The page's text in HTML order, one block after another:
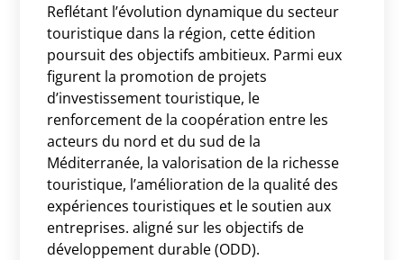
Reflétant l’évolution dynamique du secteur
touristique dans la région, cette édition
poursuit des objectifs ambitieux. Parmi eux
figurent la promotion de projets
d’investissement touristique, le
renforcement de la coopération entre les
acteurs du nord et du sud de la
Méditerranée, la valorisation de la richesse
touristique, l’amélioration de la qualité des
expériences touristiques et le soutien aux
entreprises. aligné sur les objectifs de
développement durable (ODD).